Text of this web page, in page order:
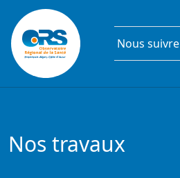
Aller au contenu principal
Nous suivre
Nos travaux